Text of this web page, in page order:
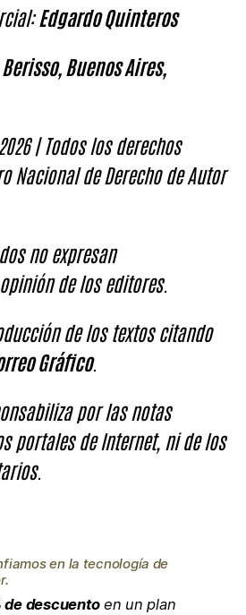
Edgardo Quinteros
Berisso, Buenos Aires,
| Todos los derechos
Nacional de Derecho de Autor
no expresan
de los editores.
de los textos citando
Gráfico.
por las notas
portales de Internet, ni de los
en la tecnología de
de descuentoen un plan